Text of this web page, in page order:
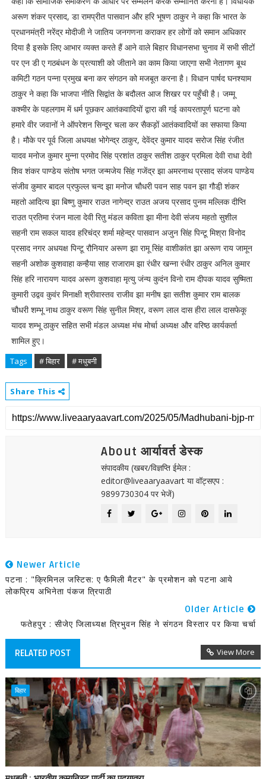
अरूण शंकर प्रसाद, डा रामप्रीत पासवान और हरि भूषण ठाकुर ने कहा कि भारत के
प्रधानमंत्री नरेंद्र मोदीजी ने जातिय जनगणना कराकर हर लोगों को समान अधिकार
दिया है इसके लिए आभार व्यक्त करते हैं आने वाले बिहार विधानसभा चुनाव में सभी सीटों
पर एन डी ए गठबंधन के प्रत्याशी को जीताने का काम किया जाएगा सभी नेतागण बूथ
कमिटी गठन पन्ना प्रमुख बना कर संगठन को मजबूत करना है। विधान पार्षद घनश्याम
ठाकुर ने कहा कि भाजपा नीति सिद्वांत के बदौलत आज शिखर पर पहुँची है। जम्मू
कश्मीर के पहलगाम में धर्म पूछकर आतंकवादियों द्वारा की गई कायरतापूर्ण घटना को
हमारे वीर जवानों ने ऑपरेशन सिन्दूर चला कर सैकड़ों आतंकवादियों का सफाया किया
है। मौके पर पूर्व जिला अधयक्ष भोगेन्द्र ठाकुर, देवेंद्र कुमार यादव सरोज सिंह रंजीत
यादव मनोज कुमार मुन्ना प्रमोद सिंह प्रशांत ठाकुर सतीश ठाकुर प्रमिला देवी राधा देवी
शिव शंकर पाण्डेय संतोष भगत जन्मजेय सिंह गजेंद्र झा अमरनाथ प्रसाद संजय पाण्डेय
संजीव कुमार बादल प्रफुल्ल चन्द झा मनोज चौधरी पवन साह पवन झा गौडी़ शंकर
महतो आदित्य झा बिष्णु कुमार राउत नागेन्द्र राउत अजय प्रसाद पुनम मल्लिक दीप्ति
राउत प्रतिमा रंजन माला देवी रितु मंडल कविता झा मीना देवी संजय महतो सुशील
सहनी राम सकल यादव हरिचंद्र शर्मा महेन्द्र पासवान अजुन सिंह पिन्टू मिश्रा विनोद
प्रसाद नगर अधयक्ष पिन्टू रौनियार अरूण झा रामू सिंह वाशीकांत झा अरूण राय जामून
सहनी अशोक कुशवाहा कन्हैया साह राजाराम झा रंधीर खन्ना रंधीर ठाकुर अनिल कुमार
सिंह हरि नारायण यादव अरूण कुशवाहा मृत्यु जंन्य कुदंन विनो राम दीपक यादव सुष्मिता
कुमारी उद्वव कुवंर मिनाक्षी श्रीवास्तव राजीव झा मनीष झा सतीश कुमार राम बालक
चौधरी शम्भू नाथ ठाकुर वरूण सिंह सुनील मिश्र, वरूण लाल दास हीरा लाल दासफेकू
यादव शम्भू ठाकुर सहित सभी मंडल अध्यक्ष मंच मोर्चा अध्यक्ष और वरिष्ठ कार्यकर्ता
शामिल हुए।
Tags # बिहार # मधुबनी
Share This
About आर्यावर्त डेस्क
संपादकीय (खबर/विज्ञप्ति ईमेल :
editor@liveaaryaavart या वॉट्सएप :
9899730304 पर भेजें)
Newer Article
पटना : "क्रिमिनल जस्टिस: ए फैमिली मैटर" के प्रमोशन को पटना आये
लोकप्रिय अभिनेता पंकज त्रिपाठी
Older Article
फतेहपुर : सीजेए जिलाध्यक्ष त्रिभुवन सिंह ने संगठन विस्तार पर किया चर्चा
RELATED POST View More
बिहार